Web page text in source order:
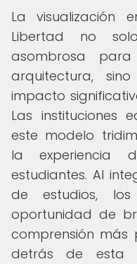
La visualización
Libertad no
asombrosa
arquitectura,
impacto
Las instituciones
este modelo
la experiencia
estudiantes. Al
de estudios,
oportunidad de
comprensión más
detrás de esta